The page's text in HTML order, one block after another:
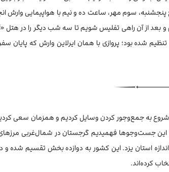
سوم مهر، ساعت ده و نیم با هواپیمایی وارش
از آن راهی تفلیس شویم تا سه شب دیگر را در هتل
اقامت داشته باشیم. برنامه بازگشت هم برای عصر سه‌شنبه، هشتم مهر، ساعت ۱۷:۱۵ تنظیم شده بود؛ پروازی با همان ایرلاین
شروع به جمع‌وجور کردن وسایل کردیم و همزمان سعی
جست‌وجوها فهمیدیم گرجستان در شمال‌غربی مرزهای
استان یزد. این کشور به دوازده بخش تقسیم شده
کرده‌اند.